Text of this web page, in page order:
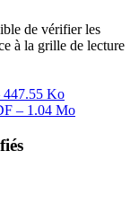
de vérifier les
à la grille de lecture
447.55 Ko
– 1.04 Mo